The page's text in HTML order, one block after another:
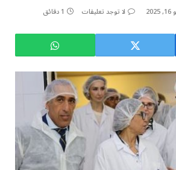
لا توجد تعليقات 1 دقائق